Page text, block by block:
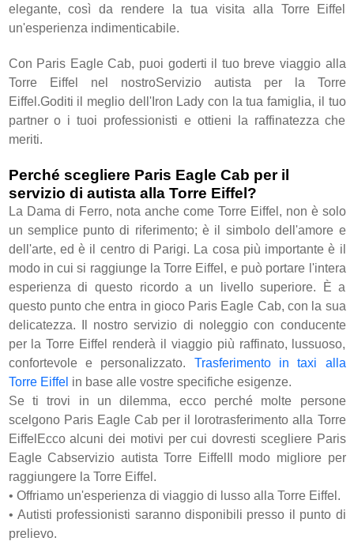
elegante, così da rendere la tua visita alla Torre Eiffel
un'esperienza indimenticabile.
Con Paris Eagle Cab, puoi goderti il ​​tuo breve viaggio alla
Torre Eiffel nel nostroServizio autista per la Torre
Eiffel.Goditi il ​​meglio dell'Iron Lady con la tua famiglia, il tuo
partner o i tuoi professionisti e ottieni la raffinatezza che
meriti.
Perché scegliere Paris Eagle Cab per il
servizio di autista alla Torre Eiffel?
La Dama di Ferro, nota anche come Torre Eiffel, non è solo
un semplice punto di riferimento; è il simbolo dell'amore e
dell'arte, ed è il centro di Parigi. La cosa più importante è il
modo in cui si raggiunge la Torre Eiffel, e può portare l'intera
esperienza di questo ricordo a un livello superiore. È a
questo punto che entra in gioco Paris Eagle Cab, con la sua
delicatezza. Il nostro servizio di noleggio con conducente
per la Torre Eiffel renderà il viaggio più raffinato, lussuoso,
confortevole e personalizzato. Trasferimento in taxi alla
Torre Eiffel in base alle vostre specifiche esigenze.
Se ti trovi in ​​un dilemma, ecco perché molte persone
scelgono Paris Eagle Cab per il lorotrasferimento alla Torre
EiffelEcco alcuni dei motivi per cui dovresti scegliere Paris
Eagle Cabservizio autista Torre EiffelIl modo migliore per
raggiungere la Torre Eiffel.
• Offriamo un'esperienza di viaggio di lusso alla Torre Eiffel.
• Autisti professionisti saranno disponibili presso il punto di
prelievo.